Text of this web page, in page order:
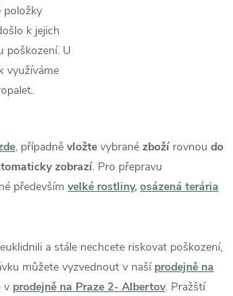
položky
k jejich
poškození. U
využíváme
, případně vložte vybrané zboží rovnou do
zobrazí. Pro přepravu
především velké rostliny, osázená terária
a stále nechcete riskovat poškození,
můžete vyzvednout v naší prodejně na
v prodejně na Praze 2- Albertov. Pražští